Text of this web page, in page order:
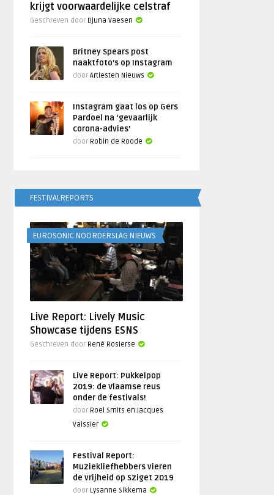
krijgt voorwaardelijke celstraf
Geschreven door Djuna Vaesen
Britney Spears post
naaktfoto’s op Instagram
doorArtiesten Nieuws
Instagram gaat los op Gers
Pardoel na ‘gevaarlijk
corona-advies’
door Robin de Roode
FESTIVALREPORTS
EUROSONIC NOORDERSLAG NIEUWS
Live Report: Lively Music
Showcase tijdens ESNS
Geschreven door René Rosierse
Live Report: Pukkelpop
2019: de Vlaamse reus
onder de festivals!
door Roel Smits en Jacques
Vaissier
Festival Report:
Muziekliefhebbers vieren
de vrijheid op Sziget 2019
door Lysanne Sikkema